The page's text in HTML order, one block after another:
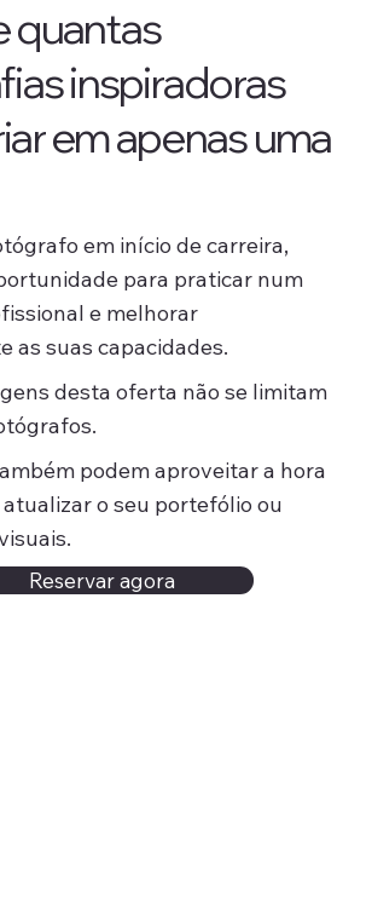
quantas
inspiradoras
em apenas uma
em início de carreira,
para praticar num
e melhorar
as suas capacidades.
desta oferta não se limitam
Reservar agora
podem aproveitar a hora
o seu portefólio ou